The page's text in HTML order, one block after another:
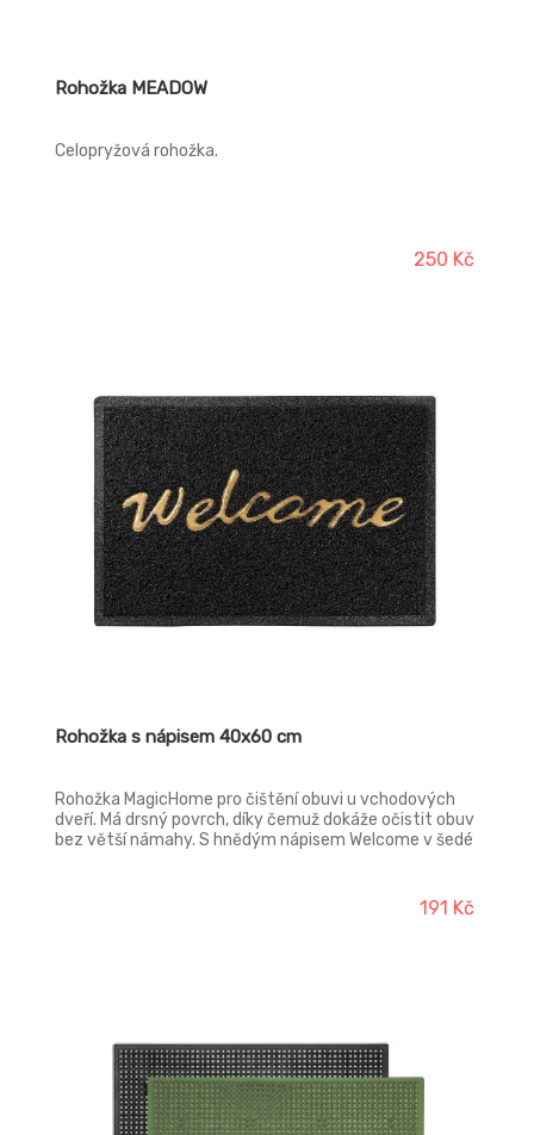
Rohožka MEADOW
Celopryžová rohožka.
250 Kč
Rohožka s nápisem 40x60 cm
Rohožka MagicHome pro čištění obuvi u vchodových
dveří. Má drsný povrch, díky čemuž dokáže očistit obuv
bez větší námahy. S hnědým nápisem Welcome v šedé
191 Kč